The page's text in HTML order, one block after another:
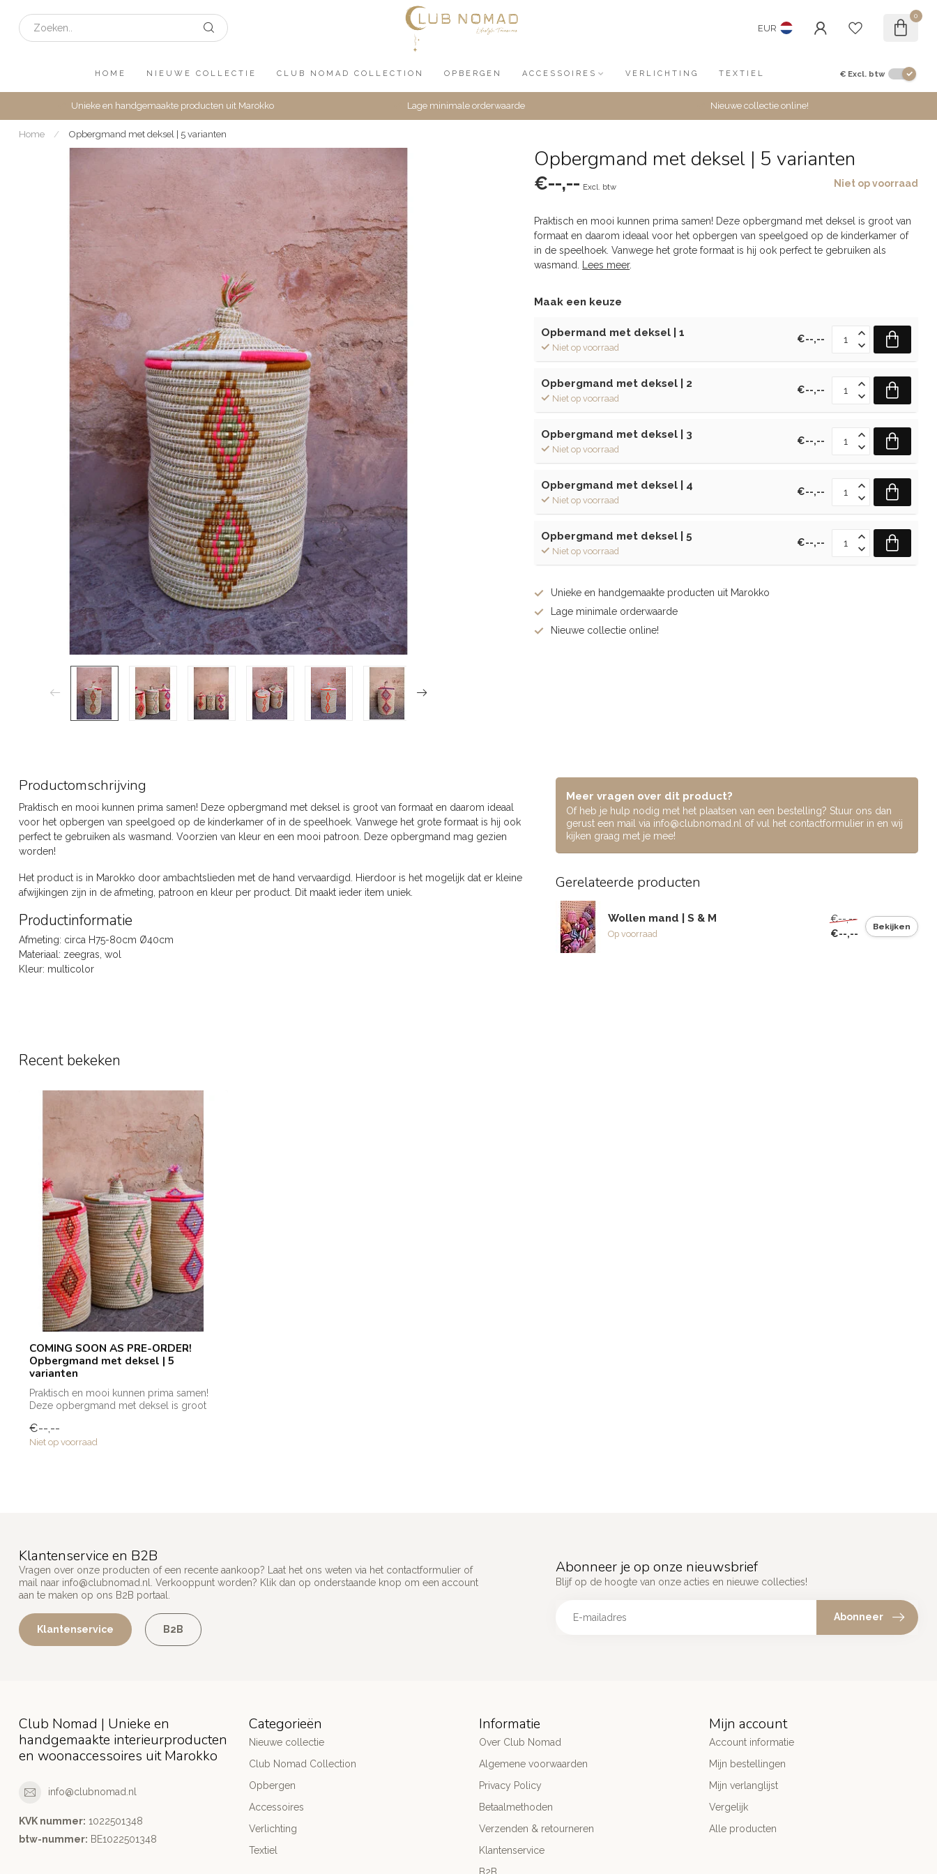
EUR
0
HOME NIEUWE COLLECTIE CLUB NOMAD COLLECTION OPBERGEN ACCESSOIRES VERLICHTING TEXTIEL € Excl. btw
Unieke en handgemaakte producten uit Marokko Lage minimale orderwaarde Nieuwe collectie online!
Home / Opbergmand met deksel | 5 varianten
Opbergmand met deksel | 5 varianten
€--,-- Excl. btw Niet op voorraad
Praktisch en mooi kunnen prima samen! Deze opbergmand met deksel is groot van
formaat en daarom ideaal voor het opbergen van speelgoed op de kinderkamer of
in de speelhoek. Vanwege het grote formaat is hij ook perfect te gebruiken als
wasmand.
Lees meer.
Maak een keuze
Opbermand met deksel | 1
Niet op voorraad
€--,--
Opbergmand met deksel | 2
Niet op voorraad
€--,--
Opbergmand met deksel | 3
Niet op voorraad
€--,--
Opbergmand met deksel | 4
Niet op voorraad
€--,--
Opbergmand met deksel | 5
Niet op voorraad
€--,--
Unieke en handgemaakte producten uit Marokko
Lage minimale orderwaarde
Nieuwe collectie online!
Productomschrijving
Praktisch en mooi kunnen prima samen! Deze opbergmand met deksel is groot van formaat en daarom ideaal
voor het opbergen van speelgoed op de kinderkamer of in de speelhoek. Vanwege het grote formaat is hij ook
perfect te gebruiken als wasmand. Voorzien van kleur en een mooi patroon. Deze opbergmand mag gezien
worden!
Het product is in Marokko door ambachtslieden met de hand vervaardigd. Hierdoor is het mogelijk dat er kleine
afwijkingen zijn in de afmeting, patroon en kleur per product. Dit maakt ieder item uniek.
Productinformatie
Afmeting: circa H75-80cm Ø40cm
Materiaal: zeegras, wol
Kleur: multicolor
Meer vragen over dit product?
Of heb je hulp nodig met het plaatsen van een bestelling? Stuur ons dan
gerust een mail via info@clubnomad.nl
of vul het contactformulier in en wij
kijken graag met je mee!
Gerelateerde producten
Wollen mand | S & M
Op voorraad
€--,--
€--,--
Bekijken
Recent bekeken
COMING SOON AS PRE-ORDER!
Opbergmand met deksel | 5
varianten
Praktisch en mooi kunnen prima samen!
Deze opbergmand met deksel is groot
€--,--
Niet op voorraad
Klantenservice en B2B
Vragen over onze producten of een recente aankoop? Laat het ons weten via het contactformulier of
mail naar info@clubnomad.nl
. Verkooppunt worden? Klik dan op onderstaande knop om een account
aan te maken op ons B2B portaal.
Klantenservice B2B
Abonneer je op onze nieuwsbrief
Blijf op de hoogte van onze acties en nieuwe collecties!
Abonneer
Club Nomad | Unieke en
handgemaakte interieurproducten
en woonaccessoires uit Marokko
info@clubnomad.nl
KVK nummer: 1022501348
btw-nummer: BE1022501348
Categorieën
Nieuwe collectie
Club Nomad Collection
Opbergen
Accessoires
Verlichting
Textiel
Informatie
Over Club Nomad
Algemene voorwaarden
Privacy Policy
Betaalmethoden
Verzenden & retourneren
Klantenservice
B2B
Mijn account
Account informatie
Mijn bestellingen
Mijn verlanglijst
Vergelijk
Alle producten